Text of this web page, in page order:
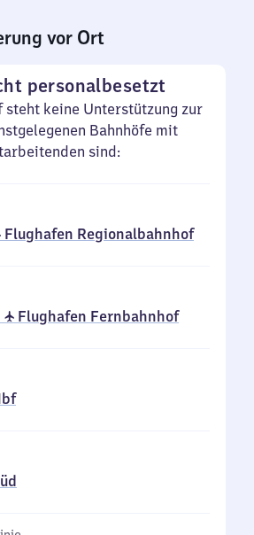
vor Ort
personalbesetzt
steht keine Unterstützung zur
Bahnhöfe mit
sind:
Regionalbahnhof
Flughafen Fernbahnhof